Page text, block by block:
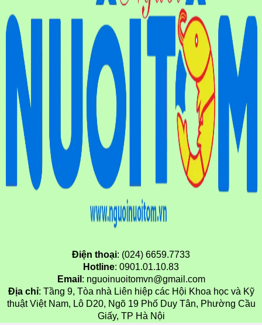
Điện thoại: (024) 6659.7733
Hotline: 0901.01.10.83
Email : nguoinuoitomvn@gmail.com
Địa chỉ: Tầng 9, Tòa nhà Liên hiệp các Hội Khoa học và Kỹ
thuật Việt Nam, Lô D20, Ngõ 19 Phố Duy Tân, Phường Cầu
Giấy, TP Hà Nội